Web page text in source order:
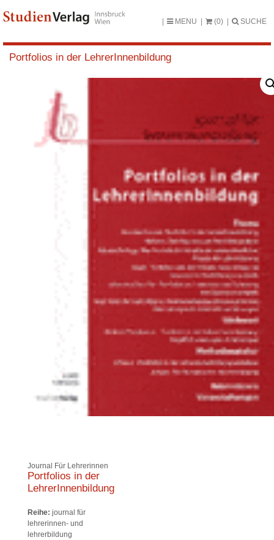
MENU (0) SUCHE
Portfolios in der LehrerInnenbildung
Journal Für Lehrerinnen
Portfolios in der
LehrerInnenbildung
Reihe: journal für
lehrerinnen- und
lehrerbildung